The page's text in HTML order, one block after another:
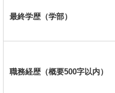
最終学歴（学部）
職務経歴（概要500字以内）